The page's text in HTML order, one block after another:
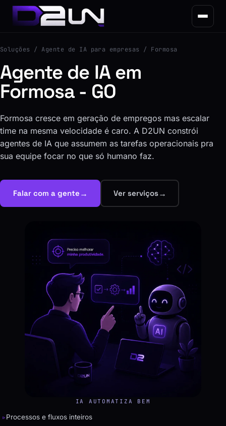
IA AUTOMATIZA BEM
▹Processos e fluxos inteiros
Soluções / Agente de IA para empresas / Formosa
Agente de IA em
Formosa - GO
Formosa cresce em geração de empregos mas escalar
time na mesma velocidade é caro. A D2UN constrói
agentes de IA que assumem as tarefas operacionais pra
sua equipe focar no que só humano faz.
Falar com a gente → Ver serviços→